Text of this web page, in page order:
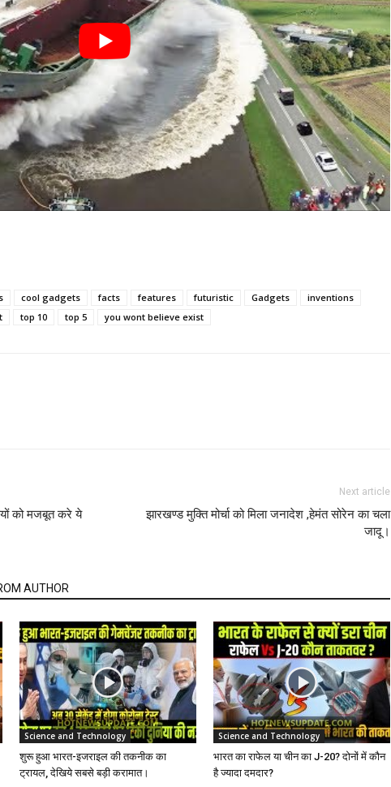
cool gadgets facts features futuristic Gadgets
inventions
top 10 top 5 you wont believe exist
को मजबूत करे ये
Next article
झारखण्ड मुक्ति मोर्चा को मिला जनादेश ,हेमंत सोरेन का चला
जादू।
AUTHOR
Science and Technology
शुरू हुआ भारत-इजराइल की तकनीक का
ट्रायल, देखिये सबसे बड़ी करामात।
Science and Technology
भारत का राफेल या चीन का J-20? दोनों में कौन
है ज्यादा दमदार?